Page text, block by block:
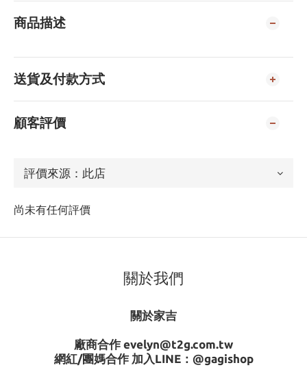
商品描述
送貨及付款方式
顧客評價
尚未有任何評價
關於我們
關於家吉
廠商合作 evelyn@t2g.com.tw
網紅/團媽合作 加入LINE： @gagishop